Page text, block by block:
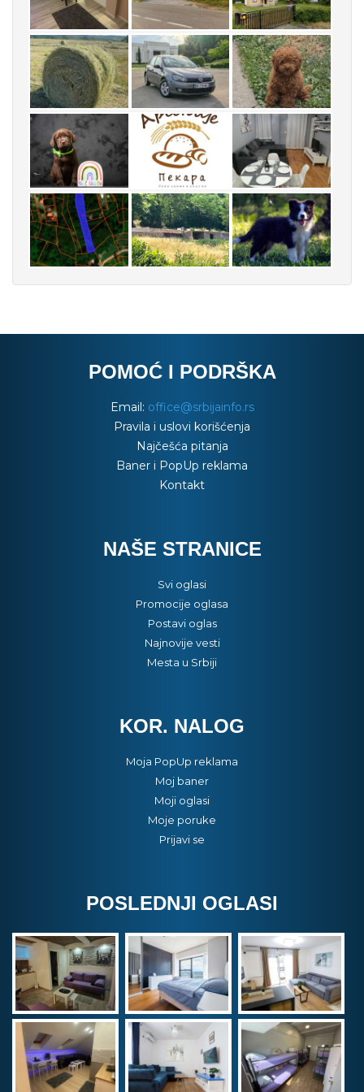
POMOĆ I PODRŠKA
Email: office@srbijainfo.rs
Pravila i uslovi korišćenja
Najčešća pitanja
Baner i PopUp reklama
Kontakt
NAŠE STRANICE
Svi oglasi
Promocije oglasa
Postavi oglas
Najnovije vesti
Mesta u Srbiji
KOR. NALOG
Moja PopUp reklama
Moj baner
Moji oglasi
Moje poruke
Prijavi se
POSLEDNJI OGLASI